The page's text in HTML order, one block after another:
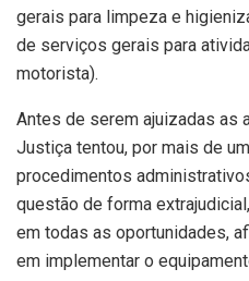
gerais para limpeza e
de serviços gerais para
motorista).
Antes de serem ajuizadas as
Justiça tentou, por mais de
procedimentos
questão de forma
em todas as oportunidades,
em implementar o